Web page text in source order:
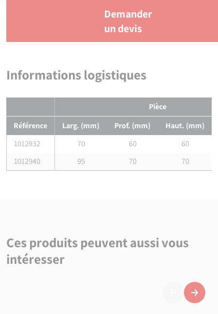
Demander
un devis
Informations logistiques
Pièce
Référence
Larg. (mm) Prof. (mm)
Haut. (mm)
1012932
70 60
60
1012940
95 70 70
Ces produits peuvent aussi vous
intéresser
Précédent